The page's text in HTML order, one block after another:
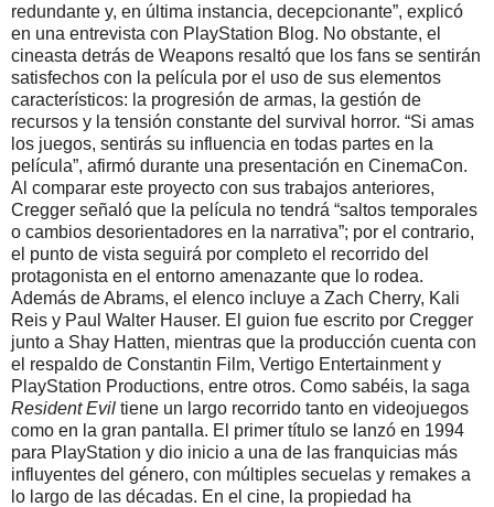
redundante y, en última instancia, decepcionante”, explicó
en una entrevista con PlayStation Blog. No obstante, el
cineasta detrás de Weapons resaltó que los fans se sentirán
satisfechos con la película por el uso de sus elementos
característicos: la progresión de armas, la gestión de
recursos y la tensión constante del survival horror. “Si amas
los juegos, sentirás su influencia en todas partes en la
película”, afirmó durante una presentación en CinemaCon.
Al comparar este proyecto con sus trabajos anteriores,
Cregger señaló que la película no tendrá “saltos temporales
o cambios desorientadores en la narrativa”; por el contrario,
el punto de vista seguirá por completo el recorrido del
protagonista en el entorno amenazante que lo rodea.
Además de Abrams, el elenco incluye a Zach Cherry, Kali
Reis y Paul Walter Hauser. El guion fue escrito por Cregger
junto a Shay Hatten, mientras que la producción cuenta con
el respaldo de Constantin Film, Vertigo Entertainment y
PlayStation Productions, entre otros. Como sabéis, la saga
Resident Evil tiene un largo recorrido tanto en videojuegos
como en la gran pantalla. El primer título se lanzó en 1994
para PlayStation y dio inicio a una de las franquicias más
influyentes del género, con múltiples secuelas y remakes a
lo largo de las décadas. En el cine, la propiedad ha